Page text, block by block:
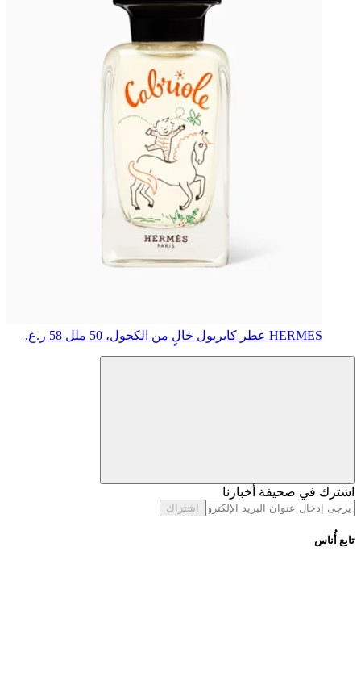
HERMES عطر كابريول خالٍ من الكحول، 50 ملل 58 ر.ع.
اشترك في صحيفة أخبارنا
اشتراك
تابع أُناس